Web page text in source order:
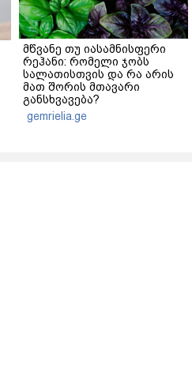
მწვანე თუ იასამნისფერი
რეჰანი: რომელი ჯობს
სალათისთვის და რა არის
მათ შორის მთავარი
განსხვავება?
gemrielia.ge